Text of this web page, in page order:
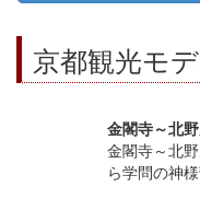
京都観光モ
金閣寺～北
金閣寺～北
ら学問の神